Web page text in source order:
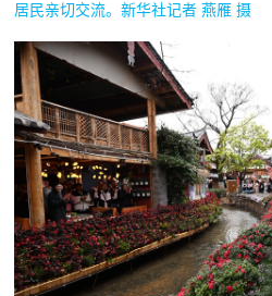
居民亲切交流。新华社记者 燕雁 摄